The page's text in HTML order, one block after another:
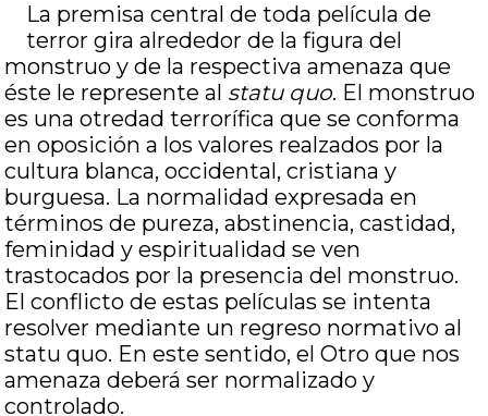
La premisa central de toda película de
terror gira alrededor de la figura del
monstruo y de la respectiva amenaza que
éste le represente al statu quo. El monstruo
es una otredad terrorífica que se conforma
en oposición a los valores realzados por la
cultura blanca, occidental, cristiana y
burguesa. La normalidad expresada en
términos de pureza, abstinencia, castidad,
feminidad y espiritualidad se ven
trastocados por la presencia del monstruo.
El conflicto de estas películas se intenta
resolver mediante un regreso normativo al
statu quo. En este sentido, el Otro que nos
amenaza deberá ser normalizado y
controlado.